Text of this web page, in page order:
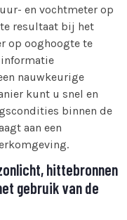
en vochtmeter op
resultaat bij het
op ooghoogte te
nauwkeurige
kunt u snel en
binnen de
aan een
hittebronnen
gebruik van de